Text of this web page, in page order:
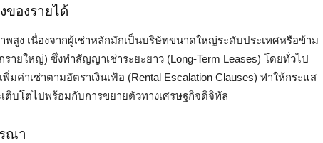
องรายได้
สูง เนื่องจากผู้เช่าหลักมักเป็นบริษัทขนาดใหญ่ระดับประเทศหรือข้าม
ายใหญ่) ซึ่งทำสัญญาเช่าระยะยาว (Long-Term Leases) โดยทั่วไป
ค่าเช่าตามอัตราเงินเฟ้อ (Rental Escalation Clauses) ทำให้กระแส
ติบโตไปพร้อมกับการขยายตัวทางเศรษฐกิจดิจิทัล
ณา